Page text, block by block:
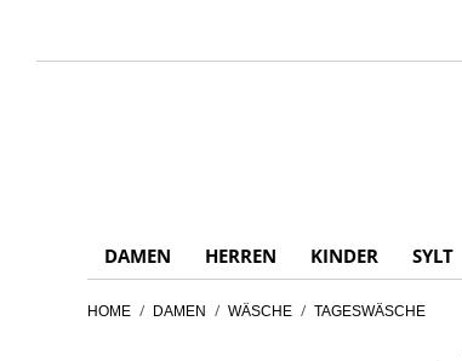
DAMEN HERREN KINDER SYLT
HOME / DAMEN / WÄSCHE / TAGESWÄSCHE